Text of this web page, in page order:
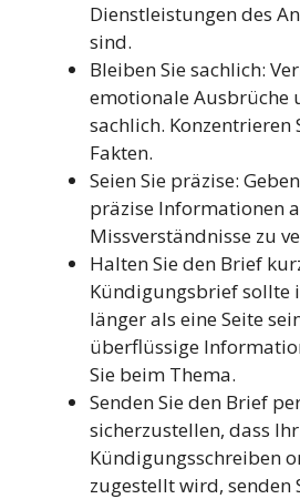
Dienstleistungen des
sind.
Bleiben Sie sachlich:
emotionale Ausbrüche
sachlich. Konzentrieren
Fakten.
Seien Sie präzise:
präzise Informationen
Missverständnisse zu
Halten Sie den Brief
Kündigungsbrief sollte
länger als eine Seite
überflüssige
Sie beim Thema.
Senden Sie den Brief
sicherzustellen, dass Ihr
Kündigungsschreiben
zugestellt wird, senden